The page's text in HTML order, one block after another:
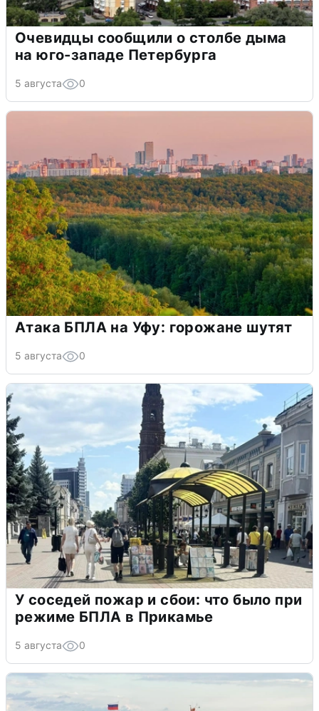
Очевидцы сообщили о столбе дыма
на юго-западе Петербурга
5 августа 0
Атака БПЛА на Уфу: горожане шутят
5 августа 0
У соседей пожар и сбои: что было при
режиме БПЛА в Прикамье
5 августа 0